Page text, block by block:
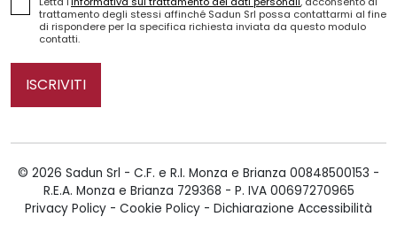
trattamento degli stessi affinché Sadun Srl possa contattarmi al fine
di rispondere per la specifica richiesta inviata da questo modulo
contatti.
ISCRIVITI
© 2026 Sadun Srl - C.F. e R.I. Monza e Brianza 00848500153 -
R.E.A. Monza e Brianza 729368 - P. IVA 00697270965
Privacy Policy - Cookie Policy - Dichiarazione Accessibilità